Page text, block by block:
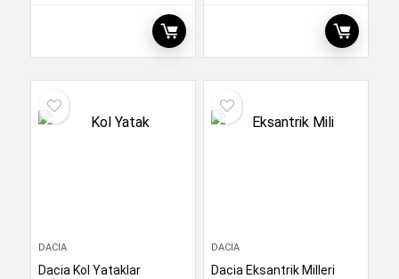
DACIA
Dacia Kol Yataklar
DACIA
Dacia Eksantrik Milleri